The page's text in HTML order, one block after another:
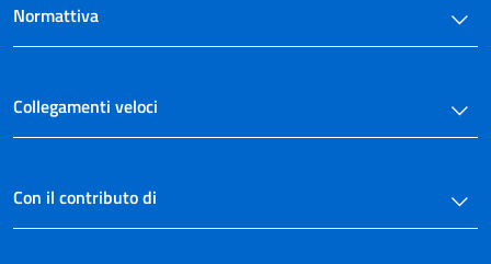
Normattiva
Collegamenti veloci
Con il contributo di